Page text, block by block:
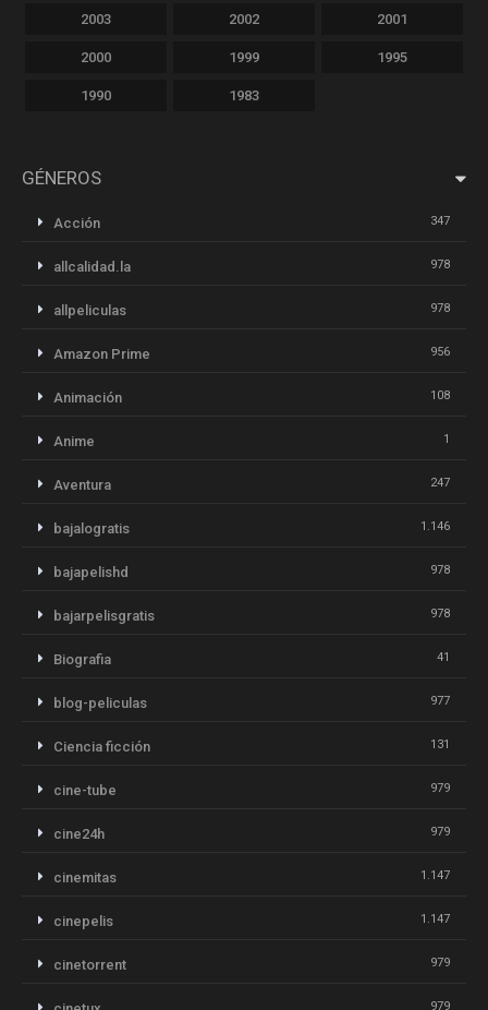
2003 2002 2001
2000 1999 1995
1990 1983
GÉNEROS
Acción 347
allcalidad.la 978
allpeliculas 978
Amazon Prime 956
Animación 108
Anime 1
Aventura 247
bajalogratis 1.146
bajapelishd 978
bajarpelisgratis 978
Biografia 41
blog-peliculas 977
Ciencia ficción 131
cine-tube 979
cine24h 979
cinemitas 1.147
cinepelis 1.147
cinetorrent 979
979